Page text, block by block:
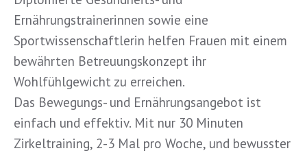
Ernährungstrainerinnen sowie eine
Sportwissenschaftlerin helfen Frauen mit einem
bewährten Betreuungskonzept ihr
Wohlfühlgewicht zu erreichen.
Das Bewegungs- und Ernährungsangebot ist
einfach und effektiv. Mit nur 30 Minuten
Zirkeltraining, 2-3 Mal pro Woche, und bewusster